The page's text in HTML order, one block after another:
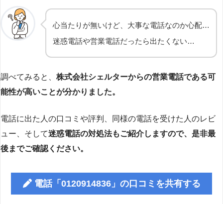
心当たりが無いけど、大事な電話なのか心配…
迷惑電話や営業電話だったら出たくない…
調べてみると、 株式会社シェルターからの営業電話である可
能性が高いことが分かりました。
電話に出た人の口コミや評判、同様の電話を受けた人のレビ
ュー、そして迷惑電話の対処法もご紹介しますので、是非最
後までご確認ください。
電話「0120914836」の口コミを共有する